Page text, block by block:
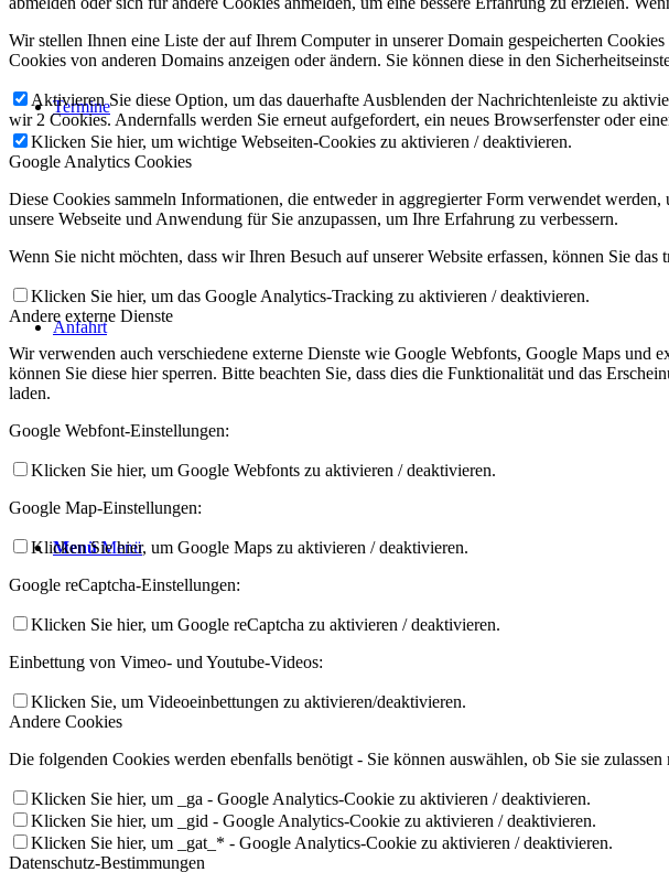
Termine
Anfahrt
Menü Menü
Wir stellen Ihnen eine Liste der auf Ihrem Computer in unserer Domain gespeicherten
Cookies von anderen Domains anzeigen oder ändern. Sie können diese in den
Aktivieren Sie diese Option, um das dauerhafte Ausblenden der Nachrichtenleiste zu
wir 2 Cookies. Andernfalls werden Sie erneut aufgefordert, ein neues Browserfenster oder
Klicken Sie hier, um wichtige Webseiten-Cookies zu aktivieren / deaktivieren.
Google Analytics Cookies
Diese Cookies sammeln Informationen, die entweder in aggregierter Form verwendet
unsere Webseite und Anwendung für Sie anzupassen, um Ihre Erfahrung zu verbessern.
Wenn Sie nicht möchten, dass wir Ihren Besuch auf unserer Website erfassen, können Sie
Klicken Sie hier, um das Google Analytics-Tracking zu aktivieren / deaktivieren.
Andere externe Dienste
Wir verwenden auch verschiedene externe Dienste wie Google Webfonts, Google Maps und
können Sie diese hier sperren. Bitte beachten Sie, dass dies die Funktionalität und das
laden.
Google Webfont-Einstellungen:
Klicken Sie hier, um Google Webfonts zu aktivieren / deaktivieren.
Google Map-Einstellungen:
Klicken Sie hier, um Google Maps zu aktivieren / deaktivieren.
Google reCaptcha-Einstellungen:
Klicken Sie hier, um Google reCaptcha zu aktivieren / deaktivieren.
Einbettung von Vimeo- und Youtube-Videos:
Klicken Sie, um Videoeinbettungen zu aktivieren/deaktivieren.
Andere Cookies
Die folgenden Cookies werden ebenfalls benötigt - Sie können auswählen, ob Sie sie zulassen
Klicken Sie hier, um _ga - Google Analytics-Cookie zu aktivieren / deaktivieren.
Klicken Sie hier, um _gid - Google Analytics-Cookie zu aktivieren / deaktivieren.
Klicken Sie hier, um _gat_* - Google Analytics-Cookie zu aktivieren / deaktivieren.
Datenschutz-Bestimmungen